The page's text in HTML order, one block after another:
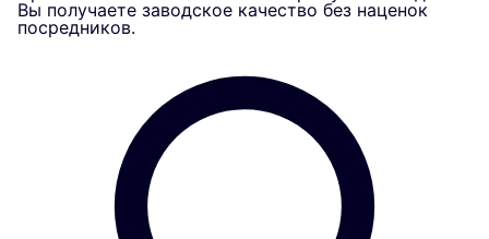
Вы получаете заводское качество без наценок
посредников.